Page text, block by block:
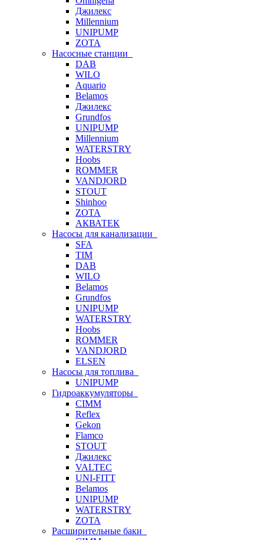
Джилекс
Millennium
UNIPUMP
ZOTA
Насосные станции
DAB
WILO
Aquario
Belamos
Джилекс
Grundfos
UNIPUMP
Millennium
WATERSTRY
Hoobs
ROMMER
VANDJORD
STOUT
Shinhoo
ZOTA
АКВАТЕК
Насосы для канализации
SFA
TIM
DAB
WILO
Belamos
Grundfos
UNIPUMP
WATERSTRY
Hoobs
ROMMER
VANDJORD
ELSEN
Насосы для топлива
UNIPUMP
Гидроаккумуляторы
CIMM
Reflex
Gekon
Flamco
STOUT
Джилекс
VALTEC
UNI-FITT
Belamos
UNIPUMP
WATERSTRY
ZOTA
Расширительные баки